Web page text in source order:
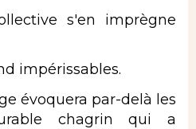
s'en imprègne
impérissables.
évoquera par-delà les
chagrin qui a